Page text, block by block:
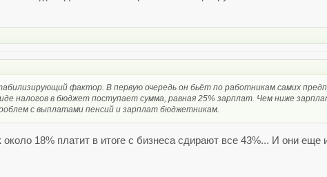
фактор. В первую очередь он бьёт по работникам самих
налогов в бюджет поступает сумма, равная 25% зарплат. Чем ниже
с выплатами пенсий и зарплат бюджетникам.
18% платит в итоге с бизнеса сдирают все 43%... И они